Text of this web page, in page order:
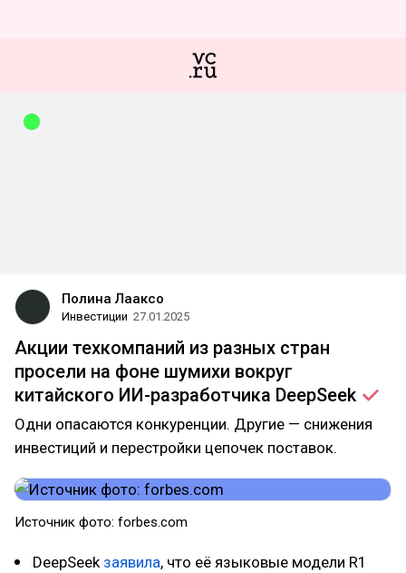
Полина Лааксо
Инвестиции 27.01.2025
Акции техкомпаний из разных стран
просели на фоне шумихи вокруг
китайского ИИ-разработчика DeepSeek
Одни опасаются конкуренции. Другие — снижения
инвестиций и перестройки цепочек поставок.
Источник фото: forbes.com
DeepSeek заявила, что её языковые модели R1